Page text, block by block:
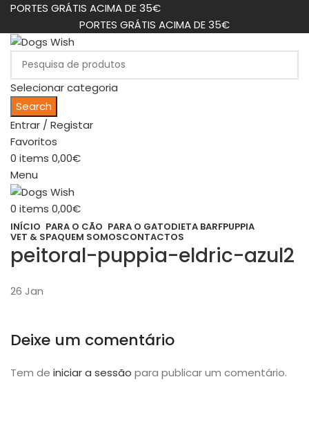
PORTES GRÁTIS ACIMA DE 35€
PORTES GRÁTIS ACIMA DE 35€
Selecionar categoria
Search
Entrar / Registar
Favoritos
0 items 0,00€
Menu
0 items 0,00€
INÍCIO PARA O CÃO PARA O GATODIETA BARFPUPPIA
VET & SPAQUEM SOMOSCONTACTOS
peitoral-puppia-eldric-azul2
26 Jan
Deixe um comentário
Tem de iniciar a sessão para publicar um comentário.